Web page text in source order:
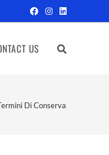
US
Di Conservazione Dell